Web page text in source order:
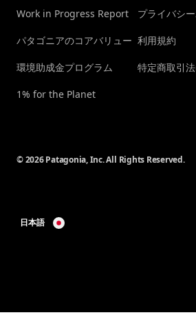
Work in Progress Report
パタゴニアのコアバリュー
環境助成金プログラム
1% for the Planet
プライバシ
利用規約
特定商取引
© 2026 Patagonia, Inc. All Rights Reserved.
日本語